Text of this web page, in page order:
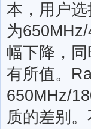
本，用户
为
幅下降，
有所值。
650MHz/
质的差别